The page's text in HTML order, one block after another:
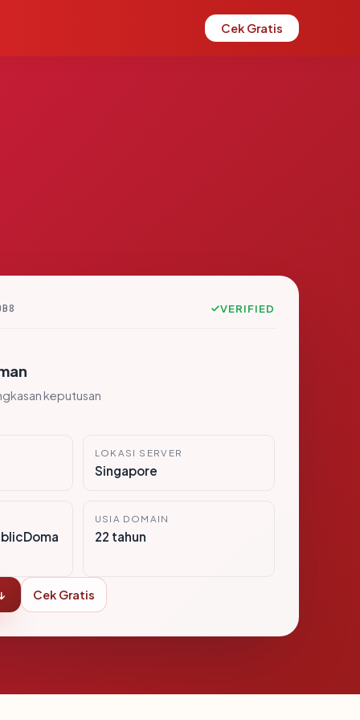
Cek Gratis
VERIFIED
keputusan
LOKASI SERVER
Singapore
USIA DOMAIN
22 tahun
Cek Gratis